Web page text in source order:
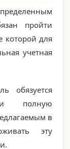
пройти
которой для
учетная
обязуется
и полную
в
эту